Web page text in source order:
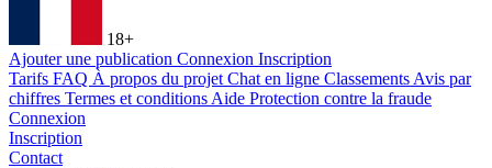
18+
Ajouter une publication Connexion Inscription
Tarifs FAQ À propos du projet Chat en ligne Classements Avis par
chiffres Termes et conditions Aide Protection contre la fraude
Connexion
Inscription
Contact